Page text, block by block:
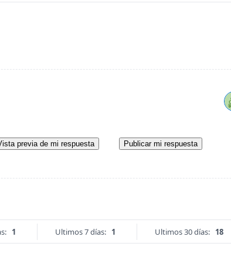
previa de mi respuesta Publicar mi respuesta
1 Ultimos 7 días: 1 Ultimos 30 días: 18